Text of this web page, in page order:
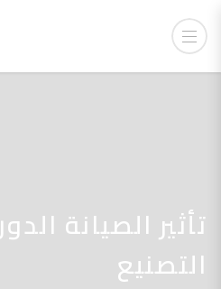
تأثير الصيانة
التصنيع